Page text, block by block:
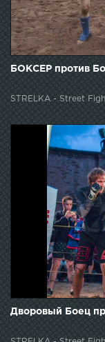
БОКСЕР против
STRELKA - Street
Дворовый Боец